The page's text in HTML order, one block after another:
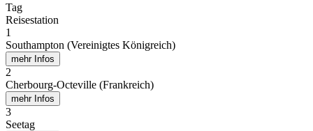
Tag
Reisestation
1
Southampton (Vereinigtes Königreich)
mehr Infos
2
Cherbourg-Octeville (Frankreich)
mehr Infos
3
Seetag